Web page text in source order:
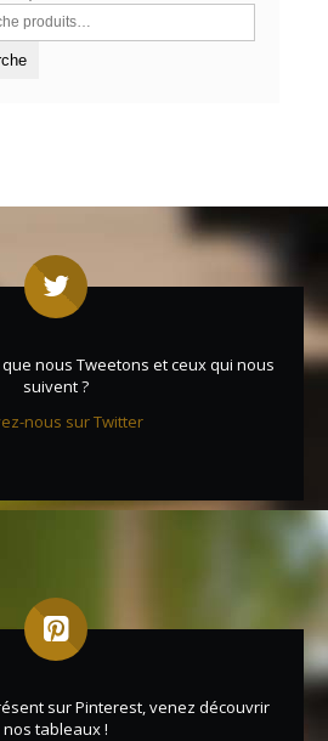
nous Tweetons et ceux qui nous
suivent ?
nous sur Twitter
sur Pinterest, venez découvrir
nos tableaux !